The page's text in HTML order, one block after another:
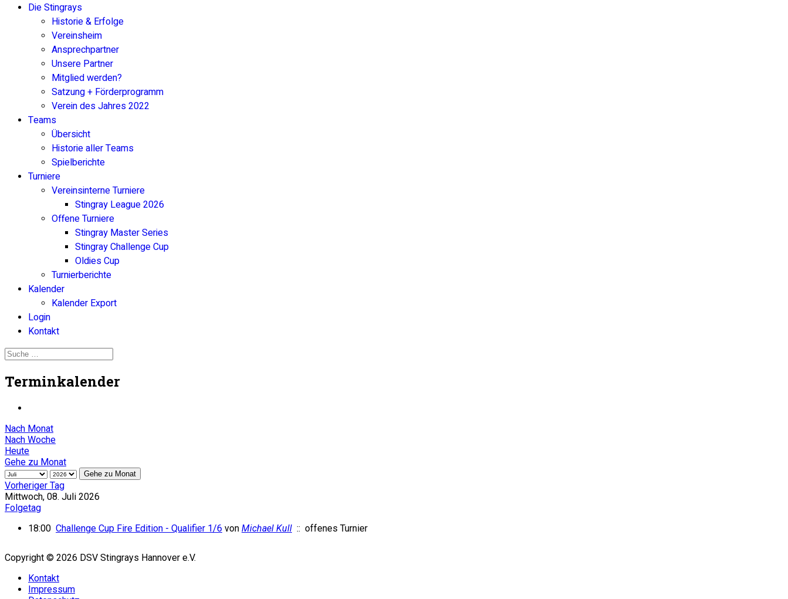
Die Stingrays
Historie & Erfolge
Vereinsheim
Ansprechpartner
Unsere Partner
Mitglied werden?
Satzung + Förderprogramm
Verein des Jahres 2022
Teams
Übersicht
Historie aller Teams
Spielberichte
Turniere
Vereinsinterne Turniere
Stingray League 2026
Offene Turniere
Stingray Master Series
Stingray Challenge Cup
Oldies Cup
Turnierberichte
Kalender
Kalender Export
Login
Kontakt
Terminkalender
Nach Monat
Nach Woche
Heute
Gehe zu Monat
Gehe zu Monat
Vorheriger Tag
Mittwoch, 08. Juli 2026
Folgetag
18:00 Challenge Cup Fire Edition - Qualifier 1/6 von Michael Kull :: offenes Turnier
Copyright © 2026 DSV Stingrays Hannover e.V.
Kontakt
Impressum